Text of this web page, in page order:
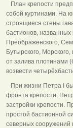
План крепости
собой куртинами. На
строящиеся стены
бастионов,
Преображенского,
Бутырского,
от залива плотинами
возвести
При жизни Петра I
фронта крепости.
застройки крепости.
простой бастионной
северных сооружений